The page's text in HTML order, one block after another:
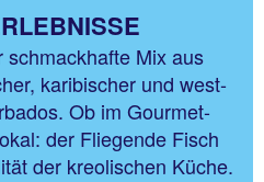
Mix aus
karibischer und west-
Ob im Gourmet-
der Fliegende Fisch
der kreolischen Küche.